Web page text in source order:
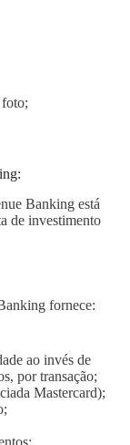
Banking está
de investimento
fornece:
ao invés de
por transação;
Mastercard);